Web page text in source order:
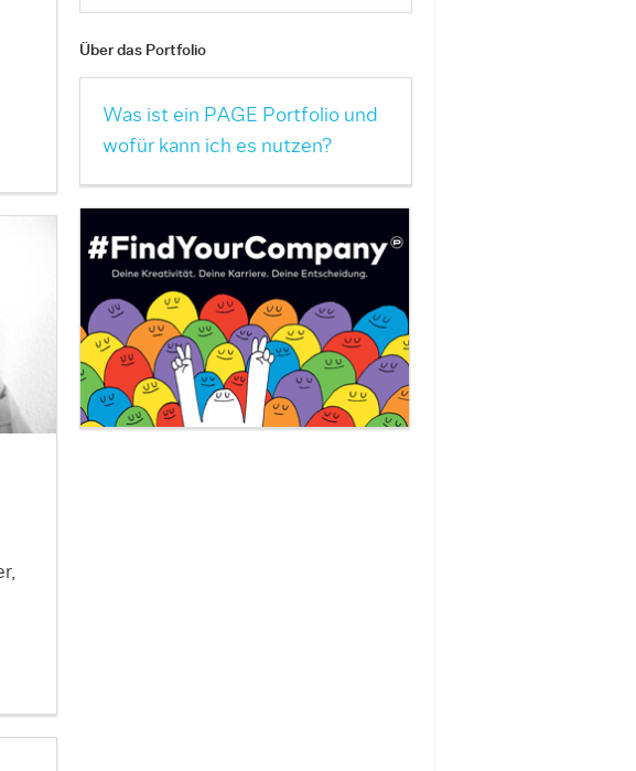
Über das Portfolio
Was ist ein PAGE Portfolio und
wofür kann ich es nutzen?